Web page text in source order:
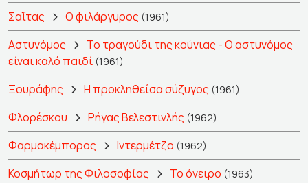
Σαΐτας Ο φιλάργυρος (1961)
Αστυνόμος
Το τραγούδι της κούνιας - Ο αστυνόμος
είναι καλό παιδί (1961)
Ξουράφης Η προκληθείσα σύζυγος (1961)
Φλορέσκου Ρήγας Βελεστινλής (1962)
Φαρμακέμπορος Ιντερμέτζο (1962)
Κοσμήτωρ της Φιλοσοφίας Το όνειρο (1963)